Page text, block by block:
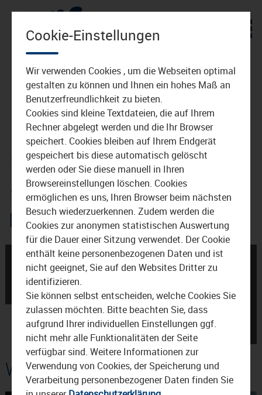
wkb-neu3.jpg
9. März 2016
← 4. März 2016 – Dylan
on the rocks im Haus der
Kultur Waldkraiburg
Gründerwettbewerb in
Waldkraiburg: Laura Pauli,
Stadtmarkteting
Waldkraiburg, in der
Südwirtschaft →
Weitere Beiträge
Cookie-Einstellungen
Wir verwenden Cookies , um die Webseiten optimal
gestalten zu können und Ihnen ein hohes Maß an
Benutzerfreundlichkeit zu bieten.
Cookies sind kleine Textdateien, die auf Ihrem
Rechner abgelegt werden und die Ihr Browser
speichert. Cookies bleiben auf Ihrem Endgerät
gespeichert bis diese automatisch gelöscht
werden oder Sie diese manuell in Ihren
Browsereinstellungen löschen. Cookies
ermöglichen es uns, Ihren Browser beim nächsten
Besuch wiederzuerkennen. Zudem werden die
Cookies zur anonymen statistischen Auswertung
für die Dauer einer Sitzung verwendet. Der Cookie
enthält keine personenbezogenen Daten und ist
nicht geeignet, Sie auf den Websites Dritter zu
identifizieren.
Sie können selbst entscheiden, welche Cookies Sie
zulassen möchten. Bitte beachten Sie, dass
aufgrund Ihrer individuellen Einstellungen ggf.
nicht mehr alle Funktionalitäten der Seite
verfügbar sind. Weitere Informationen zur
Verwendung von Cookies, der Speicherung und
Verarbeitung personenbezogener Daten finden Sie